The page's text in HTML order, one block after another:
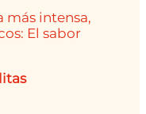
más intensa,
El sabor